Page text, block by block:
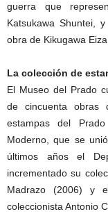
guerra que
Katsukawa Shuntei,
obra de Kikugawa
La colección de
El Museo del Prado
de cincuenta
estampas del
Moderno, que se
últimos años el
incrementado su
Madrazo (2006) y
coleccionista Antonio